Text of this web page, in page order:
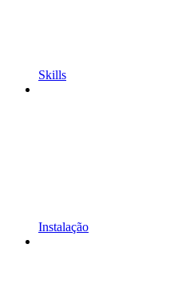
Skills
Instalação